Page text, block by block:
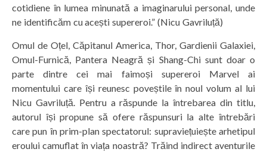
cotidiene în lumea minunată a imaginarului personal, unde
ne identificăm cu acești supereroi.” (Nicu Gavriluță)
Omul de Oțel, Căpitanul America, Thor, Gardienii Galaxiei,
Omul-Furnică, Pantera Neagră și Shang-Chi sunt doar o
parte dintre cei mai faimoși supereroi Marvel ai
momentului care își reunesc poveștile în noul volum al lui
Nicu Gavriluță. Pentru a răspunde la întrebarea din titlu,
autorul își propune să ofere răspunsuri la alte întrebări
care pun în prim-plan spectatorul: supraviețuiește arhetipul
eroului camuflat în viața noastră? Trăind indirect aventurile